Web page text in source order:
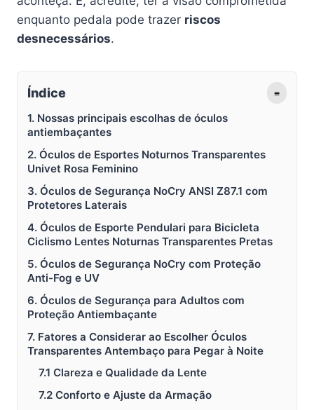
enquanto pedala pode trazer riscos
desnecessários.
Índice ≡
1. Nossas principais escolhas de óculos
antiembaçantes
2. Óculos de Esportes Noturnos Transparentes
Univet Rosa Feminino
3. Óculos de Segurança NoCry ANSI Z87.1 com
Protetores Laterais
4. Óculos de Esporte Pendulari para Bicicleta
Ciclismo Lentes Noturnas Transparentes Pretas
5. Óculos de Segurança NoCry com Proteção
Anti-Fog e UV
6. Óculos de Segurança para Adultos com
Proteção Antiembaçante
7. Fatores a Considerar ao Escolher Óculos
Transparentes Antembaço para Pegar à Noite
7.1 Clareza e Qualidade da Lente
7.2 Conforto e Ajuste da Armação